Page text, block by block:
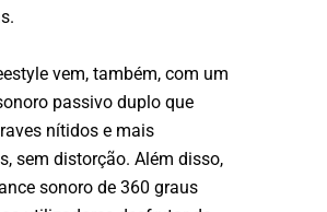
vem, também, com um
passivo duplo que
nítidos e mais
sem distorção. Além disso,
sonoro de 360 graus